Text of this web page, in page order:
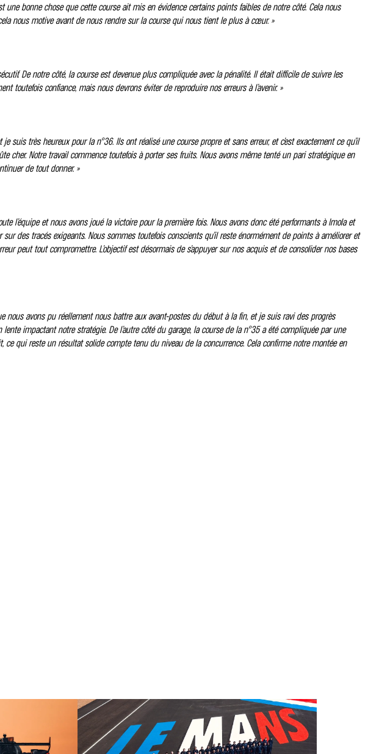
bonne chose que cette course ait mis en évidence certains points faibles de notre côté. Cela nous
nous motive avant de nous rendre sur la course qui nous tient le plus à cœur. »
De notre côté, la course est devenue plus compliquée avec la pénalité. Il était difficile de suivre les
toutefois confiance, mais nous devrons éviter de reproduire nos erreurs à l’avenir. »
suis très heureux pour la n°36. Ils ont réalisé une course propre et sans erreur, et c’est exactement ce qu’il
cher. Notre travail commence toutefois à porter ses fruits. Nous avons même tenté un pari stratégique en
de tout donner. »
l’équipe et nous avons joué la victoire pour la première fois. Nous avons donc été performants à Imola et
des tracés exigeants. Nous sommes toutefois conscients qu’il reste énormément de points à améliorer et
peut tout compromettre. L’objectif est désormais de s’appuyer sur nos acquis et de consolider nos bases
nous avons pu réellement nous battre aux avant-postes du début à la fin, et je suis ravi des progrès
impactant notre stratégie. De l’autre côté du garage, la course de la n°35 a été compliquée par une
qui reste un résultat solide compte tenu du niveau de la concurrence. Cela confirme notre montée en